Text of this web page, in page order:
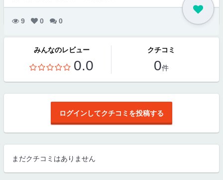
9 0 0
みんなのレビュー
0.0
クチコミ
0件
ログインしてクチコミを投稿する
まだクチコミはありません